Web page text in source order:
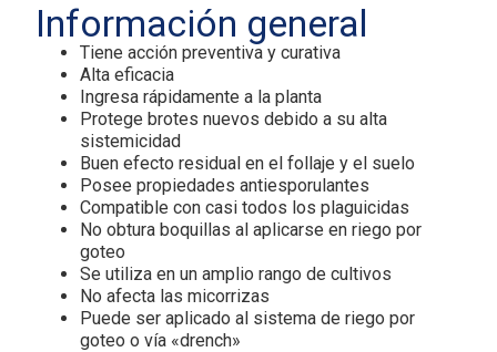
Información general
Tiene acción preventiva y curativa
Alta eficacia
Ingresa rápidamente a la planta
Protege brotes nuevos debido a su alta
sistemicidad
Buen efecto residual en el follaje y el suelo
Posee propiedades antiesporulantes
Compatible con casi todos los plaguicidas
No obtura boquillas al aplicarse en riego por
goteo
Se utiliza en un amplio rango de cultivos
No afecta las micorrizas
Puede ser aplicado al sistema de riego por
goteo o vía «drench»